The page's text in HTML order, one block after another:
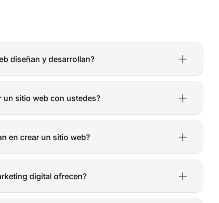
diseñan y desarrollan?
sitios web a medida para todo tipo de negocios y
web corporativos y tiendas online hasta plataformas
a tus necesidades y objetivos para crear una
a alcanzar el éxito.
un sitio web con ustedes?
en función de diversos factores, como la
funcionalidad requerida, la cantidad de contenido y las
darte un presupuesto preciso, necesitamos
proyecto. Contáctanos para una consulta gratuita y te
en crear un sitio web?
un sitio web depende de su complejidad y alcance. En
tardar entre 4 y 12 semanas. Sin embargo, nos
a tus necesidades y plazos para entregar tu sitio web
digital ofrecen?
de servicios de marketing digital, incluyendo SEO